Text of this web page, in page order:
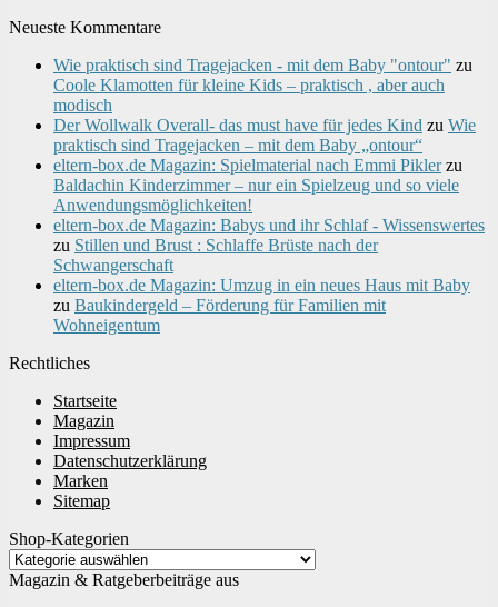
Neueste Kommentare
Wie praktisch sind Tragejacken - mit dem Baby "ontour" zu
Coole Klamotten für kleine Kids – praktisch , aber auch
modisch
Der Wollwalk Overall- das must have für jedes Kind zu Wie
praktisch sind Tragejacken – mit dem Baby „ontour“
eltern-box.de Magazin: Spielmaterial nach Emmi Piklerzu
Baldachin Kinderzimmer – nur ein Spielzeug und so viele
Anwendungsmöglichkeiten!
eltern-box.de Magazin: Babys und ihr Schlaf - Wissenswertes
zu Stillen und Brust : Schlaffe Brüste nach der
Schwangerschaft
eltern-box.de Magazin: Umzug in ein neues Haus mit Baby
zu Baukindergeld – Förderung für Familien mit
Wohneigentum
Rechtliches
Startseite
Magazin
Impressum
Datenschutzerklärung
Marken
Sitemap
Shop-Kategorien
Magazin & Ratgeberbeiträge aus